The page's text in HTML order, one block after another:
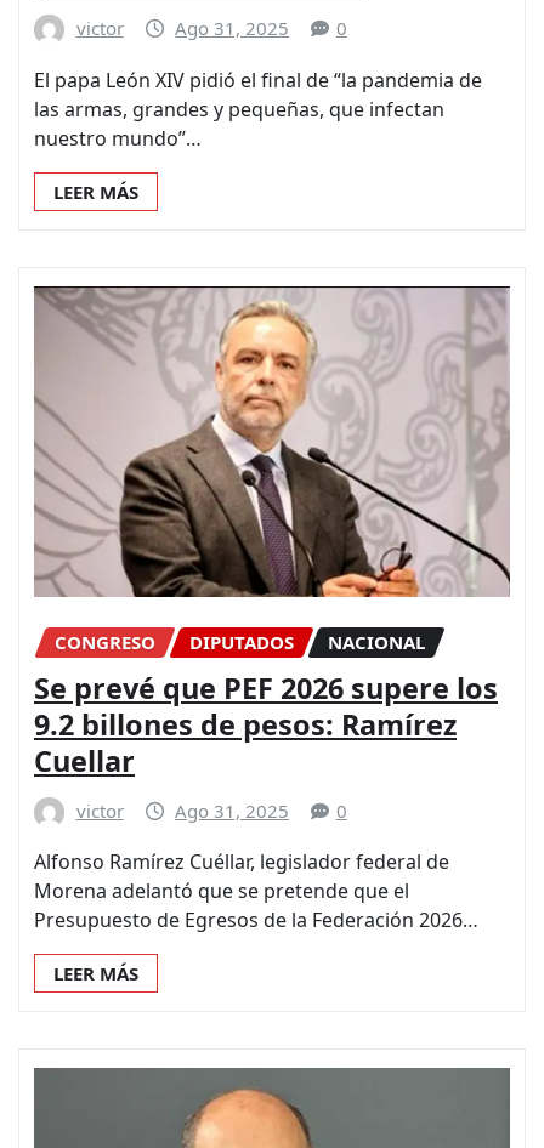
victor Ago 31, 2025 0
El papa León XIV pidió el final de “la pandemia de
las armas, grandes y pequeñas, que infectan
nuestro mundo”…
LEER MÁS
CONGRESO DIPUTADOS NACIONAL
Se prevé que PEF 2026 supere los
9.2 billones de pesos: Ramírez
Cuellar
victor Ago 31, 2025 0
Alfonso Ramírez Cuéllar, legislador federal de
Morena adelantó que se pretende que el
Presupuesto de Egresos de la Federación 2026…
LEER MÁS